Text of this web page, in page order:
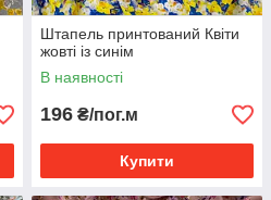
Штапель принтований Квіти
жовті із синім
В наявності
196 ₴/пог.м
Купити